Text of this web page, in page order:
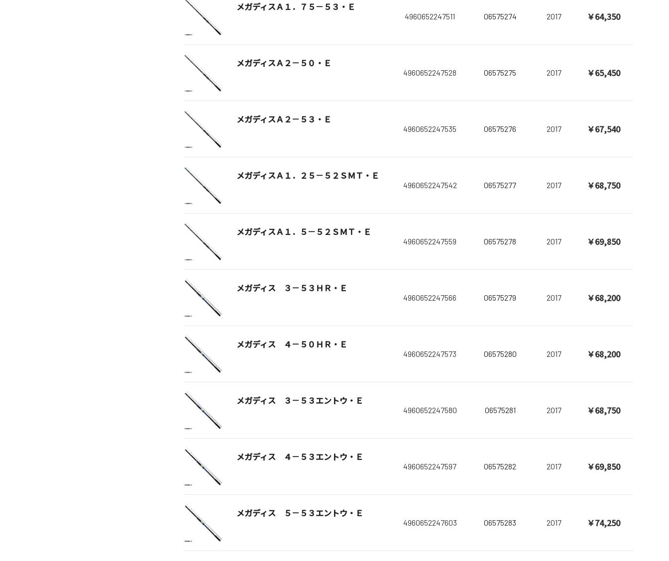
メガディスＡ１．７５－５３・Ｅ
4960652247511 06575274 2017 ￥64,350
メガディスＡ２－５０・Ｅ
4960652247528 06575275 2017 ￥65,450
メガディスＡ２－５３・Ｅ
4960652247535 06575276 2017 ￥67,540
メガディスＡ１．２５－５２ＳＭＴ・Ｅ
4960652247542 06575277 2017 ￥68,750
メガディスＡ１．５－５２ＳＭＴ・Ｅ
4960652247559 06575278 2017 ￥69,850
メガディス ３－５３ＨＲ・Ｅ
4960652247566 06575279 2017 ￥68,200
メガディス ４－５０ＨＲ・Ｅ
4960652247573 06575280 2017 ￥68,200
メガディス ３－５３エントウ・Ｅ
4960652247580 06575281 2017 ￥68,750
メガディス ４－５３エントウ・Ｅ
4960652247597 06575282 2017 ￥69,850
メガディス ５－５３エントウ・Ｅ
4960652247603 06575283 2017 ￥74,250